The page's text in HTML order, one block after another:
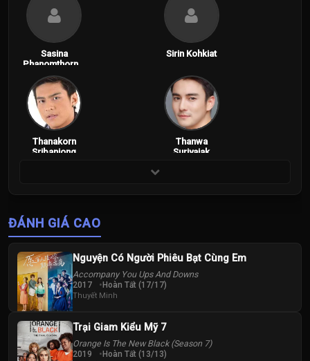
Sasina
Phanomthornni
tkul
Sirin Kohkiat
Thanakorn
Sribanjong
Thanwa
Suriyajak
ĐÁNH GIÁ CAO
Nguyện Có Người Phiêu Bạt Cùng Em
Accompany You Ups And Downs
2017 Hoàn Tất (17/17)
Thuyết Minh
Trại Giam Kiểu Mỹ 7
Orange Is The New Black (Season 7)
2019 Hoàn Tất (13/13)